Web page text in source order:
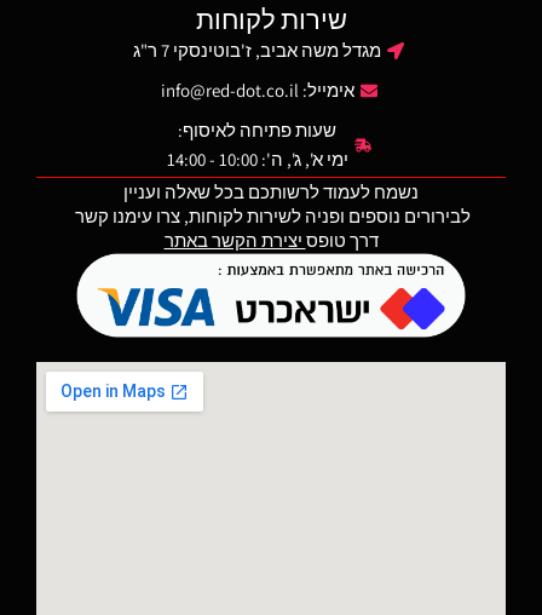
כלים לנוחות ניקוי. רצפת
המחסנית המתרחבת קלה
במחסנית תוך מתן הגנה
שירות לקוחות
מגדל משה אביב, ז'בוטינסקי 7 ר"ג
אימייל: info@red-dot.co.il
שעות פתיחה לאיסוף:
ימי א', ג', ה': 10:00 - 14:00
נשמח לעמוד לרשותכם בכל שאלה ועניין
לבירורים נוספים ופניה לשירות לקוחות, צרו עימנו קשר
דרך טופס יצירת הקשר באתר